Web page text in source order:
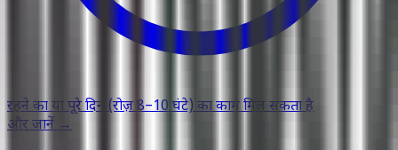
रहने का या पूरे दिन (रोज़ 8–10 घंटे) का काम मिल सकता है
और जानें→